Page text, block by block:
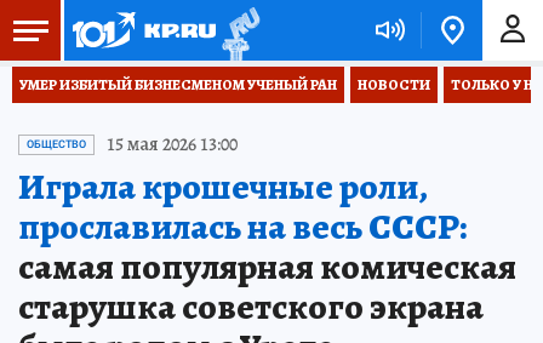
УМЕР ИЗБИТЫЙ БИЗНЕСМЕНОМ УЧЕНЫЙ РАН НОВОСТИ ТОЛЬКО У
ОБЩЕСТВО 15 мая 2026 13:00
Играла крошечные роли,
прославилась на весь СССР:
самая популярная комическая
старушка советского экрана